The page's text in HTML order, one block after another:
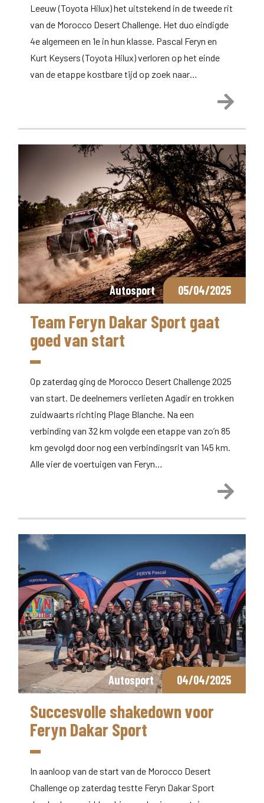
Leeuw (Toyota Hilux) het uitstekend in de tweede rit
van de Morocco Desert Challenge. Het duo eindigde
4e algemeen en 1e in hun klasse. Pascal Feryn en
Kurt Keysers (Toyota Hilux) verloren op het einde
van de etappe kostbare tijd op zoek naar…
Lees
Autosport 05/04/2025
Team Feryn Dakar Sport gaat
goed van start
Op zaterdag ging de Morocco Desert Challenge 2025
van start. De deelnemers verlieten Agadir en trokken
zuidwaarts richting Plage Blanche. Na een
verbinding van 32 km volgde een etappe van zo’n 85
km gevolgd door nog een verbindingsrit van 145 km.
Alle vier de voertuigen van Feryn…
Lees
Autosport 04/04/2025
Succesvolle shakedown voor
Feryn Dakar Sport
In aanloop van de start van de Morocco Desert
Challenge op zaterdag testte Feryn Dakar Sport